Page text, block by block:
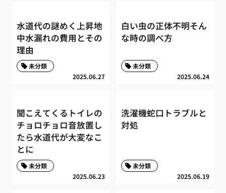
水道代の謎めく上昇地
中水漏れの費用とその
理由
2025.06.27
未分類
白い虫の正体不明そん
な時の調べ方
2025.06.24
未分類
聞こえてくるトイレの
チョロチョロ音放置し
たら水道代が大変なこ
とに
2025.06.23
未分類
洗濯機蛇口トラブルと
対処
2025.06.19
未分類